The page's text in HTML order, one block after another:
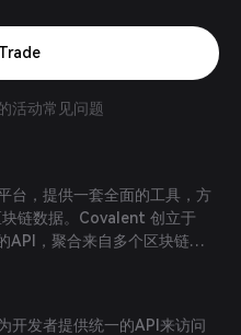
活动常见问题
台，提供一套全面的工具，方
链数据。Covalent 创立于
API，聚合来自多个区块链的
间的鸿沟。
开发者提供统一的API来访问